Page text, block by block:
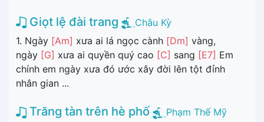
Giọt lệ đài trang
Châu Kỳ
1. Ngày [Am] xưa ai lá ngọc cành [Dm] vàng,
ngày [G] xưa ai quyền quý cao [C] sang [E7] Em
chính em ngày xưa đó ước xây đời lên tột đỉnh
nhân gian ...
Trăng tàn trên hè phố
Phạm Thế Mỹ